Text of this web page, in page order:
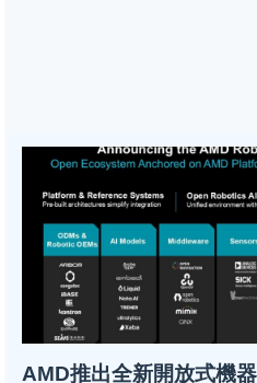
AMD推出全新開放式機